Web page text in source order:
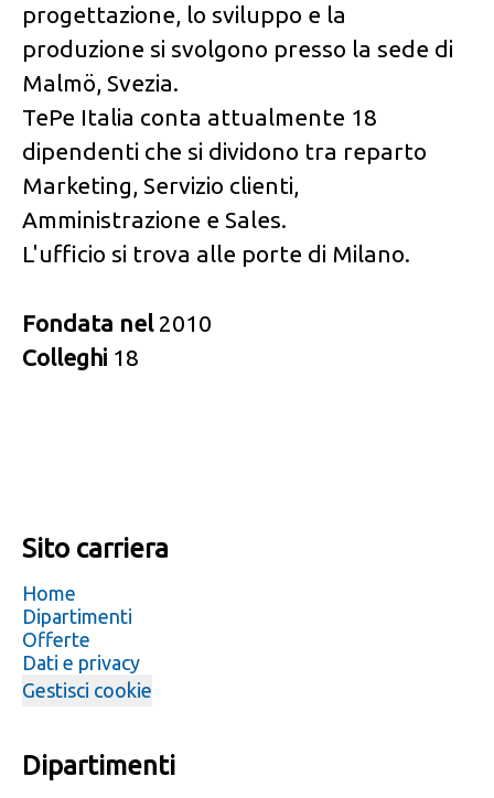
progettazione, lo sviluppo e la
produzione si svolgono presso la sede di
Malmö, Svezia.
TePe Italia conta attualmente 18
dipendenti che si dividono tra reparto
Marketing, Servizio clienti,
Amministrazione e Sales.
L'ufficio si trova alle porte di Milano.
Fondata nel 2010
Colleghi 18
Sito carriera
Home
Dipartimenti
Offerte
Dati e privacy
Gestisci cookie
Dipartimenti